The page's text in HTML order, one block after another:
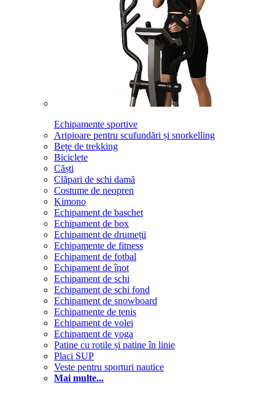
Echipamente sportive
Aripioare pentru scufundări și snorkelling
Bețe de trekking
Biciclete
Căști
Clăpari de schi damă
Costume de neopren
Kimono
Echipament de baschet
Echipament de box
Echipament de drumeții
Echipamente de fitness
Echipament de fotbal
Echipament de înot
Echipament de schi
Echipament de schi fond
Echipament de snowboard
Echipamente de tenis
Echipament de volei
Echipament de yoga
Patine cu rotile și patine în linie
Placi SUP
Veste pentru sporturi nautice
Mai multe...